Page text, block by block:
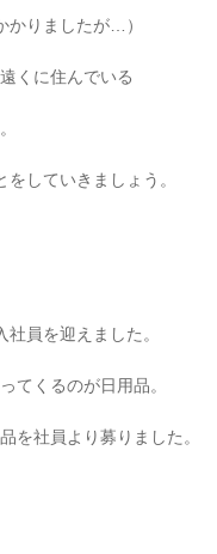
かりましたが…）
くに住んでいる
していきましょう。
員を迎えました。
てくるのが日用品。
を社員より募りました。